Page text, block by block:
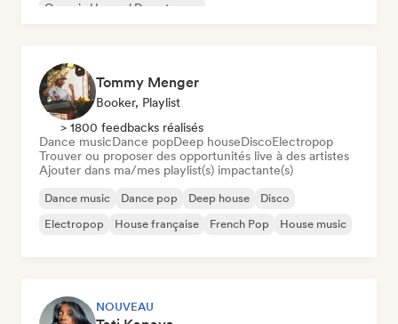
Organic House / Downtempo
Tommy Menger
Booker, Playlist
> 1800 feedbacks réalisés
Dance musicDance popDeep houseDiscoElectropop
Trouver ou proposer des opportunités live à des artistes
Ajouter dans ma/mes playlist(s) impactante(s)
Dance music Dance pop Deep house
Disco
Electropop
House française French Pop House music
NOUVEAU